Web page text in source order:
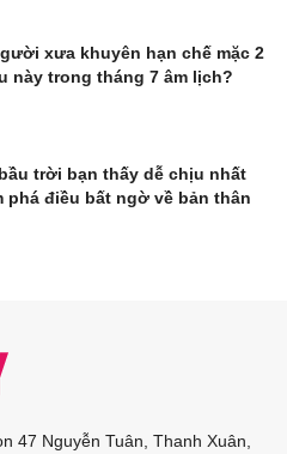
xưa khuyên hạn chế mặc 2
này trong tháng 7 âm lịch?
trời bạn thấy dễ chịu nhất
phá điều bất ngờ về bản thân
47 Nguyễn Tuân, Thanh Xuân,